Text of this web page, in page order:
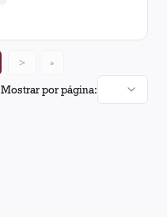
Mostrar por página:
> »